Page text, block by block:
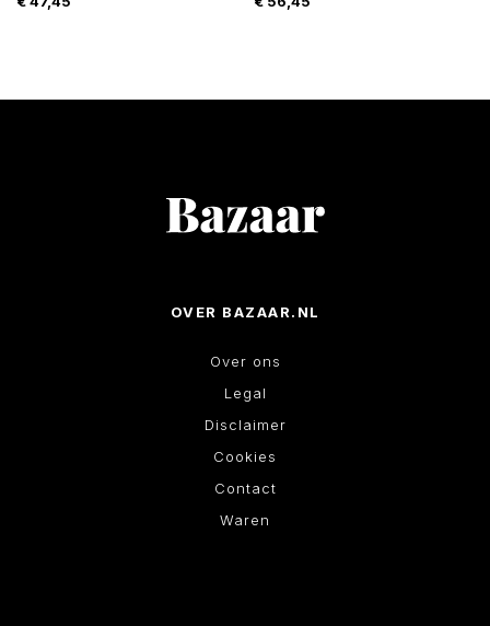
OVER BAZAAR.NL
Over ons
Legal
Disclaimer
Cookies
Contact
Waren